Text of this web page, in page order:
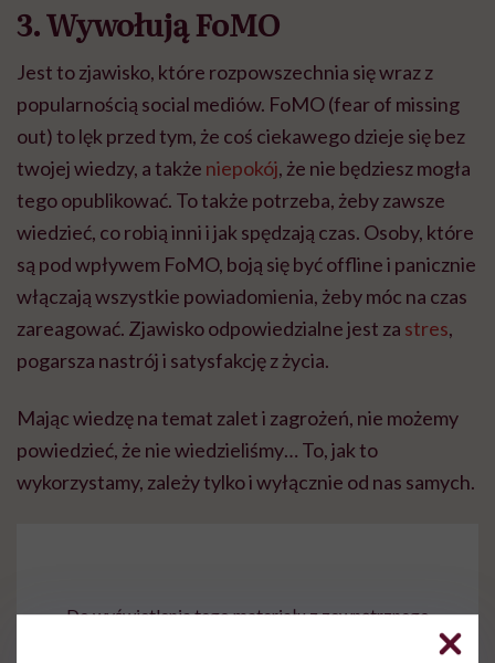
3. Wywołują FoMO
Jest to zjawisko, które rozpowszechnia się wraz z
popularnością social mediów. FoMO (fear of missing
out) to lęk przed tym, że coś ciekawego dzieje się bez
twojej wiedzy, a także niepokój, że nie będziesz mogła
tego opublikować. To także potrzeba, żeby zawsze
wiedzieć, co robią inni i jak spędzają czas. Osoby, które
są pod wpływem FoMO, boją się być offline i panicznie
włączają wszystkie powiadomienia, żeby móc na czas
zareagować. Zjawisko odpowiedzialne jest za stres,
pogarsza nastrój i satysfakcję z życia.
Mając wiedzę na temat zalet i zagrożeń, nie możemy
powiedzieć, że nie wiedzieliśmy… To, jak to
wykorzystamy, zależy tylko i wyłącznie od nas samych.
Do wyświetlenia tego materiału z zewnętrznego